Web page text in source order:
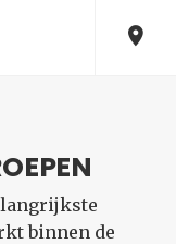
binnen de